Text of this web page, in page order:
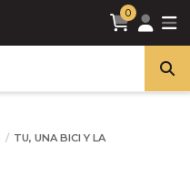
0
TU, UNA BICI Y LA